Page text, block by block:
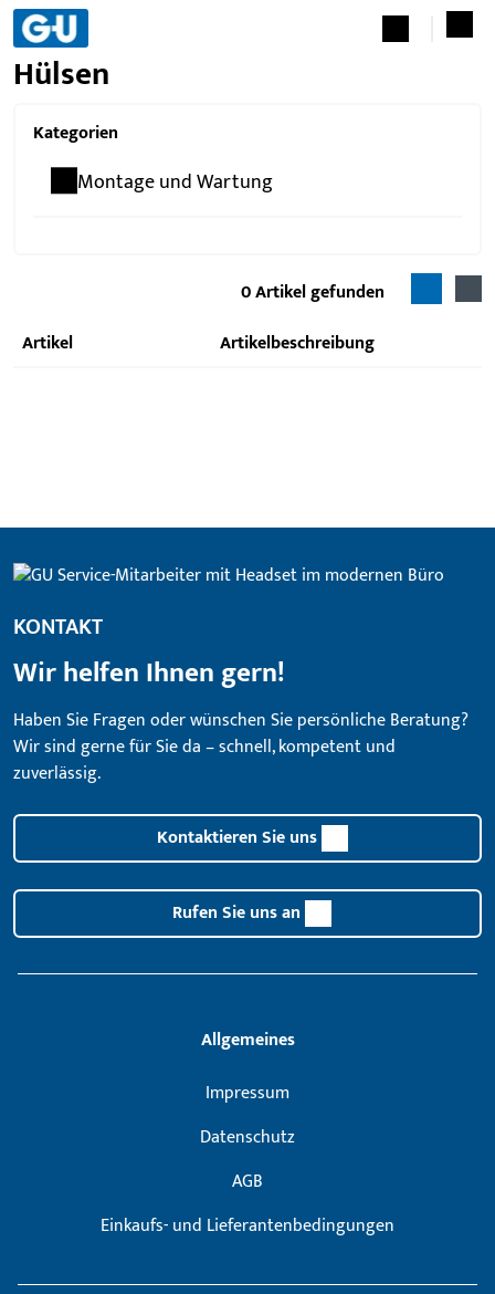
Hülsen
Kategorien
Montage und Wartung
Artikel gefunden
Artikel
Artikelbeschreibung
KONTAKT
Wir helfen Ihnen gern!
Haben Sie Fragen oder wünschen Sie persönliche Beratung?
Wir sind gerne für Sie da – schnell, kompetent und
zuverlässig.
Kontaktieren Sie uns
Rufen Sie uns an
Allgemeines
Impressum
Datenschutz
AGB
Einkaufs- und Lieferantenbedingungen